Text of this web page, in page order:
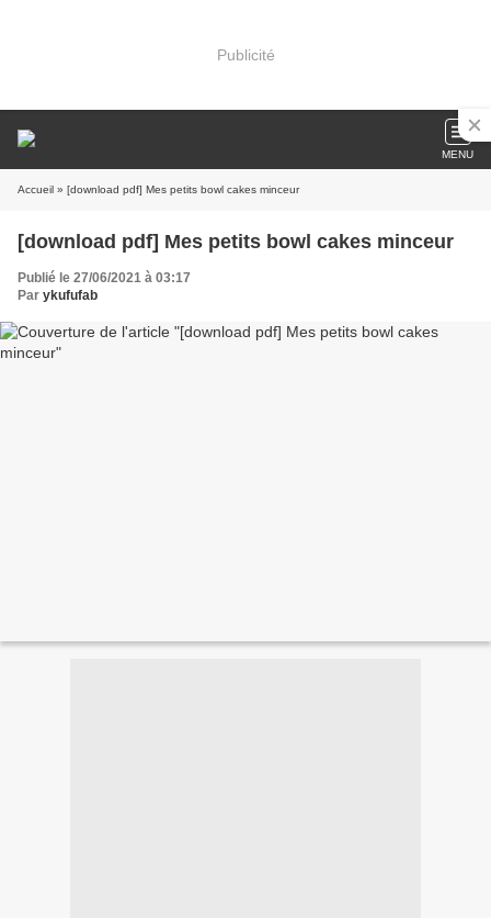
Publicité
MENU
Accueil » [download pdf] Mes petits bowl cakes minceur
[download pdf] Mes petits bowl cakes minceur
Publié le 27/06/2021 à 03:17
Par ykufufab